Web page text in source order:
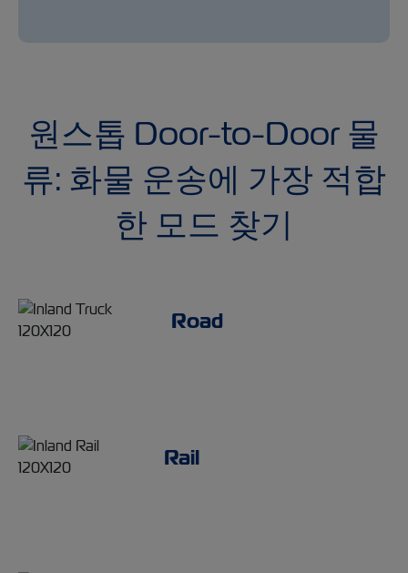
원스톱 Door-to-Door 물
류: 화물 운송에 가장 적합
한 모드 찾기
Road
Rail